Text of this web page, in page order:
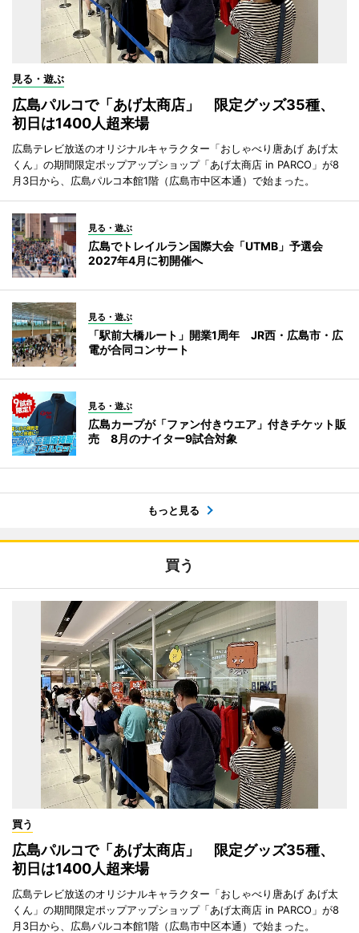
見る・遊ぶ
広島パルコで「あげ太商店」 限定グッズ35種、
初日は1400人超来場
広島テレビ放送のオリジナルキャラクター「おしゃべり唐あげ あげ太
くん」の期間限定ポップアップショップ「あげ太商店 in PARCO」が8
月3日から、広島パルコ本館1階（広島市中区本通）で始まった。
見る・遊ぶ
広島でトレイルラン国際大会「UTMB」予選会
2027年4月に初開催へ
見る・遊ぶ
「駅前大橋ルート」開業1周年 JR西・広島市・広
電が合同コンサート
見る・遊ぶ
広島カープが「ファン付きウエア」付きチケット販
売 8月のナイター9試合対象
もっと見る
買う
買う
広島パルコで「あげ太商店」 限定グッズ35種、
初日は1400人超来場
広島テレビ放送のオリジナルキャラクター「おしゃべり唐あげ あげ太
くん」の期間限定ポップアップショップ「あげ太商店 in PARCO」が8
月3日から、広島パルコ本館1階（広島市中区本通）で始まった。